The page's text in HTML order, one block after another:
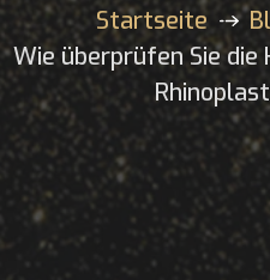
Startseite
Wie überprüfen Sie die